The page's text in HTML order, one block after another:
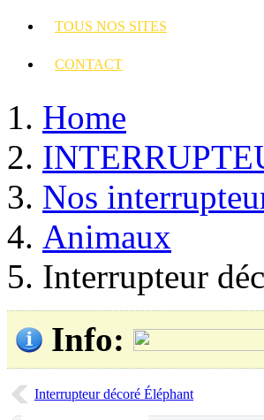
TOUS NOS SITES
CONTACT
Home
Nos
Animaux
Interrupteur
Info:
Interrupteur décoré Éléphant